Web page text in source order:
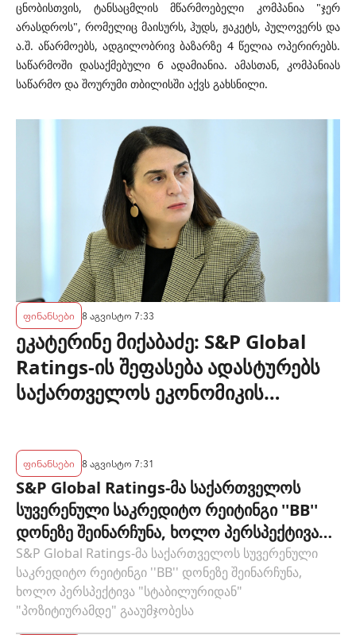
ცნობისთვის, ტანსაცმლის მწარმოებელი კომპანია "ჯერ
არასდროს", რომელიც მაისურს, ჰუდს, ჟაკეტს, პულოვერს და
ა.შ. აწარმოებს, ადგილობრივ ბაზარზე 4 წელია ოპერირებს.
საწარმოში დასაქმებული 6 ადამიანია. ამასთან, კომპანიას
საწარმო და შოურუმი თბილისში აქვს გახსნილი.
ფინანსები 8 აგვისტო 7:33
ეკატერინე მიქაბაძე: S&P Global
Ratings-ის შეფასება ადასტურებს
საქართველოს ეკონომიკის
ბანკის პოლიტიკის ეფექტიანობას
ფინანსები 8 აგვისტო 7:31
S&P Global Ratings-მა საქართველოს
სუვერენული საკრედიტო რეიტინგი ''BB''
დონეზე შეინარჩუნა, ხოლო პერსპექტივა
"სტაბილურიდან" "პოზიტიურამდე"
გააუმჯობესა
S&P Global Ratings-მა საქართველოს სუვერენული
საკრედიტო რეიტინგი ''BB'' დონეზე შეინარჩუნა,
ხოლო პერსპექტივა "სტაბილურიდან"
"პოზიტიურამდე" გააუმჯობესა